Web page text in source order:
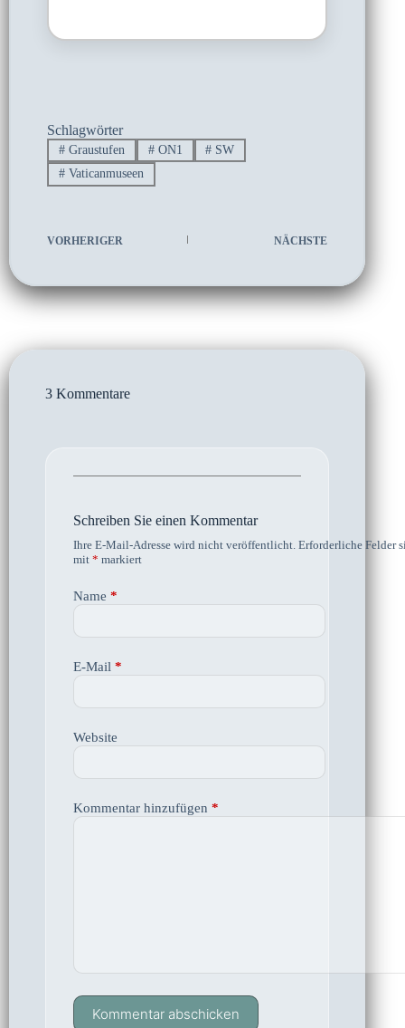
Schlagwörter
#Graustufen #ON1 # SW
#Vaticanmuseen
VORHERIGER NÄCHSTE
3 Kommentare
Schreiben Sie einen Kommentar
Ihre E-Mail-Adresse wird nicht veröffentlicht. Erforderliche Felder
mit * markiert
Name *
E-Mail *
Website
Kommentar hinzufügen *
Kommentar abschicken